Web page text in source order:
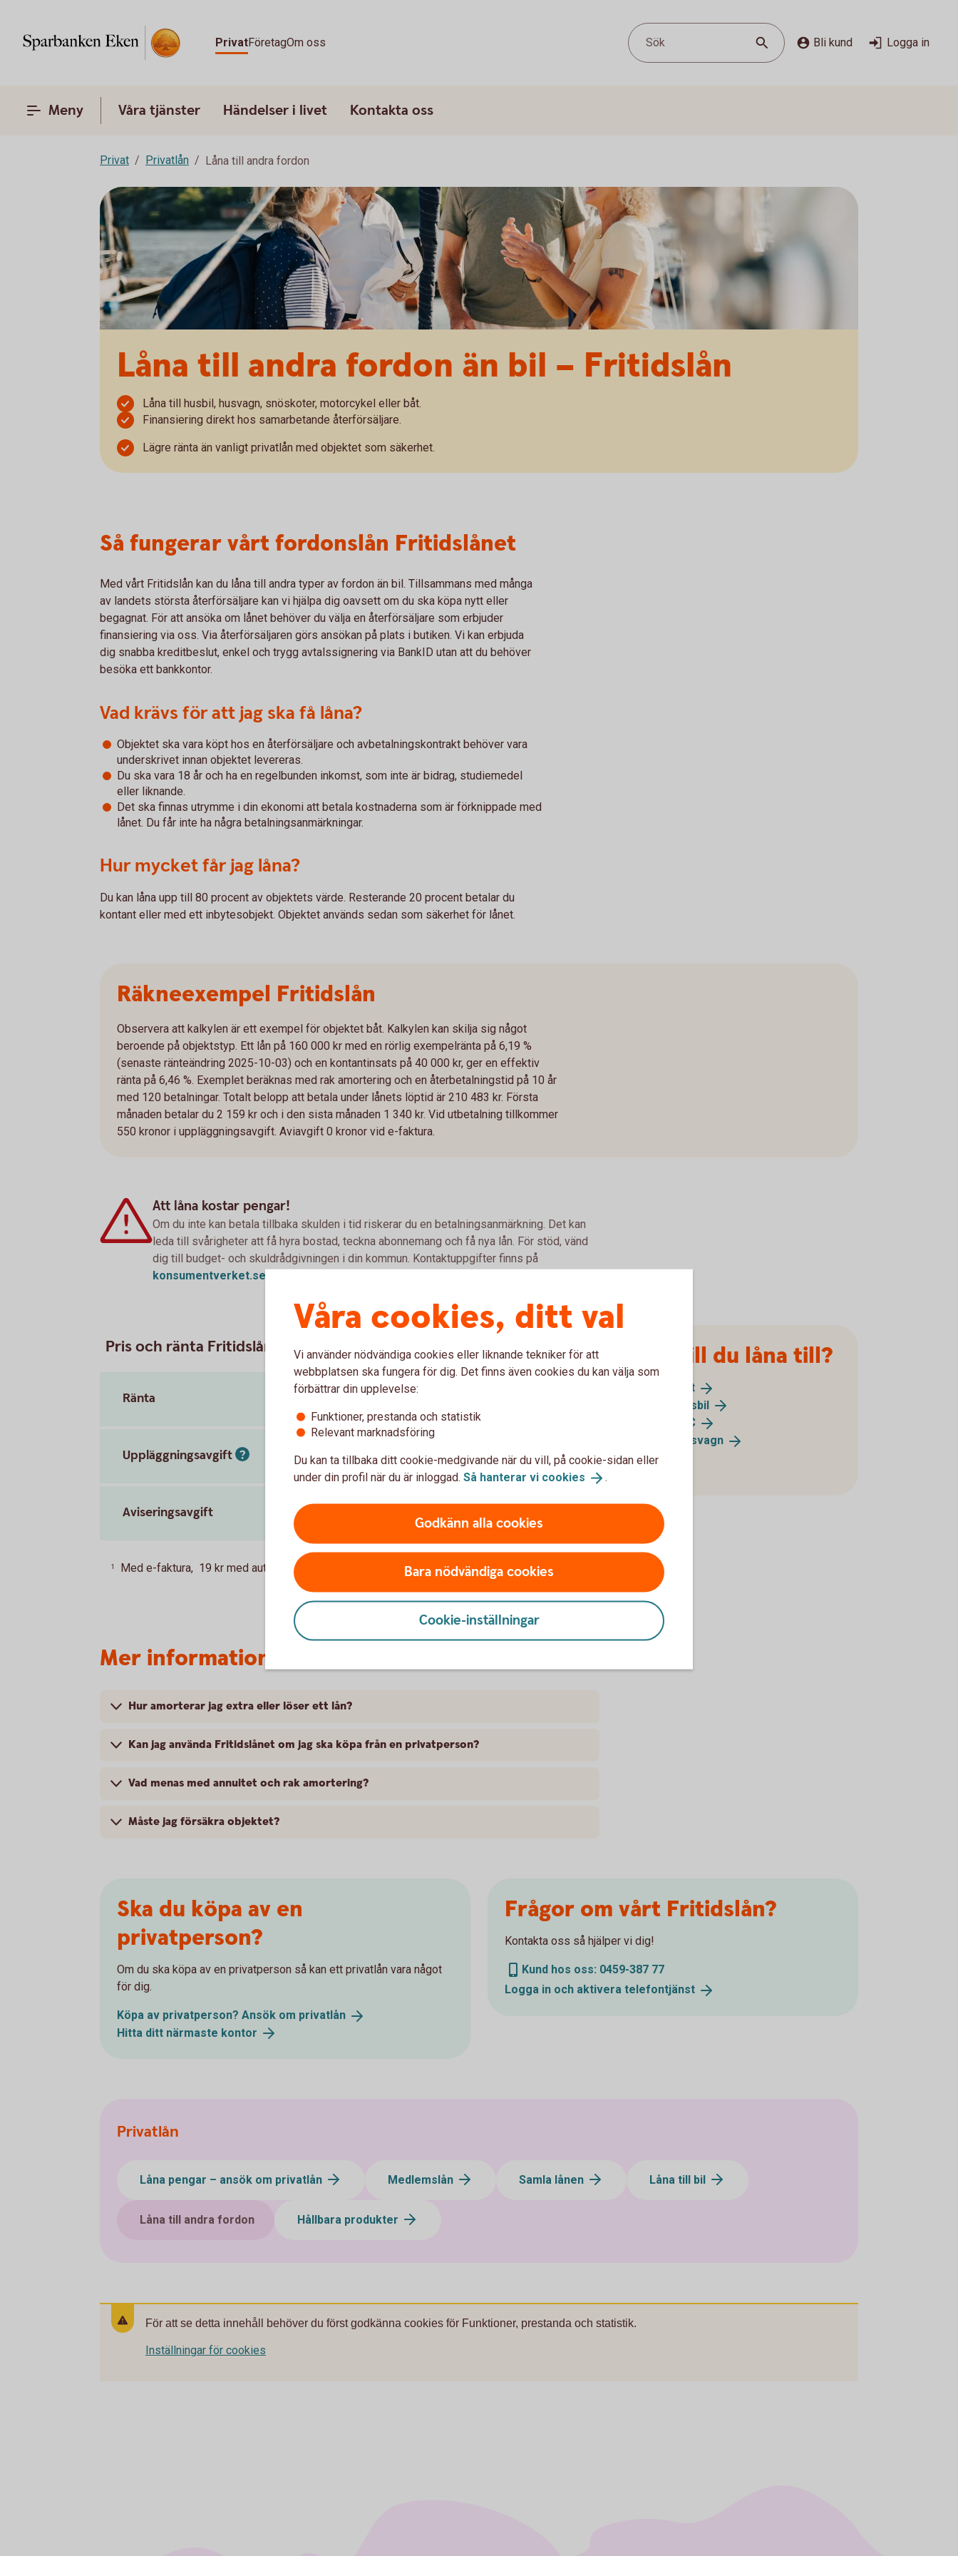
PrivatFöretagOm oss Sök Bli kund Logga in
Meny Våra tjänster Händelser i livet Kontakta oss
Privat Privatlån Låna till andra fordon
Låna till andra fordon än bil – Fritidslån
Låna till husbil, husvagn, snöskoter, motorcykel eller båt.
Finansiering direkt hos samarbetande återförsäljare.
Lägre ränta än vanligt privatlån med objektet som säkerhet.
Så fungerar vårt fordonslån Fritidslånet
Med vårt Fritidslån kan du låna till andra typer av fordon än bil. Tillsammans med många
av landets största återförsäljare kan vi hjälpa dig oavsett om du ska köpa nytt eller
begagnat. För att ansöka om lånet behöver du välja en återförsäljare som erbjuder
finansiering via oss. Via återförsäljaren görs ansökan på plats i butiken. Vi kan erbjuda
dig snabba kreditbeslut, enkel och trygg avtalssignering via BankID utan att du behöver
besöka ett bankkontor.
Vad krävs för att jag ska få låna?
Objektet ska vara köpt hos en återförsäljare och avbetalningskontrakt behöver vara
underskrivet innan objektet levereras.
Du ska vara 18 år och ha en regelbunden inkomst, som inte är bidrag, studiemedel
eller liknande.
Det ska finnas utrymme i din ekonomi att betala kostnaderna som är förknippade med
lånet. Du får inte ha några betalningsanmärkningar.
Hur mycket får jag låna?
Du kan låna upp till 80 procent av objektets värde. Resterande 20 procent betalar du
kontant eller med ett inbytesobjekt. Objektet används sedan som säkerhet för lånet.
Räkneexempel Fritidslån
Observera att kalkylen är ett exempel för objektet båt. Kalkylen kan skilja sig något
beroende på objektstyp. Ett lån på 160 000 kr med en rörlig exempelränta på 6,19 %
(senaste ränteändring 2025-10-03) och en kontantinsats på 40 000 kr, ger en effektiv
ränta på 6,46 %. Exemplet beräknas med rak amortering och en återbetalningstid på 10 år
med 120 betalningar. Totalt belopp att betala under lånets löptid är 210 483 kr. Första
månaden betalar du 2 159 kr och i den sista månaden 1 340 kr. Vid utbetalning tillkommer
550 kronor i uppläggningsavgift. Aviavgift 0 kronor vid e-faktura.
Att låna kostar pengar!
Om du inte kan betala tillbaka skulden i tid riskerar du en betalningsanmärkning. Det kan
leda till svårigheter att få hyra bostad, teckna abonnemang och få nya lån. För stöd, vänd
dig till budget- och skuldrådgivningen i din kommun. Kontaktuppgifter finns på
konsumentverket.se
Pris och ränta Fritidslån
Ränta 6,19 % (senaste ränteändring 2025-10-03) räntan är rörlig.
Uppläggningsavgift 550 kr
Aviseringsavgift
1 Med e-faktura, 19 kr med autogiro och 45 kr för postala avier. Tillbaka
Vad vill du låna till?
båt
husbil
MC
husvagn
Mer information
Hur amorterar jag extra eller löser ett lån?
Kan jag använda Fritidslånet om jag ska köpa från en privatperson?
Vad menas med annuitet och rak amortering?
Måste jag försäkra objektet?
Ska du köpa av en
privatperson?
Om du ska köpa av en privatperson så kan ett privatlån vara något
för dig.
Köpa av privatperson? Ansök om privatlån
Hitta ditt närmaste kontor
Frågor om vårt Fritidslån?
Kontakta oss så hjälper vi dig!
Kund hos oss: 0459-387 77
Logga in och aktivera telefontjänst
Privatlån
Låna pengar – ansök om privatlån Medlemslån Samla lånen Låna till bil
Låna till andra fordon Hållbara produkter
För att se detta innehåll behöver du först godkänna cookies för Funktioner, prestanda och statistik.
Inställningar för cookies
Våra cookies, ditt val
Vi använder nödvändiga cookies eller liknande tekniker för att
webbplatsen ska fungera för dig. Det finns även cookies du kan välja som
förbättrar din upplevelse:
Funktioner, prestanda och statistik
Relevant marknadsföring
Du kan ta tillbaka ditt cookie-medgivande när du vill, på cookie-sidan eller
under din profil när du är inloggad. Så hanterar vi cookies .
Godkänn alla cookies
Bara nödvändiga cookies
Cookie-inställningar